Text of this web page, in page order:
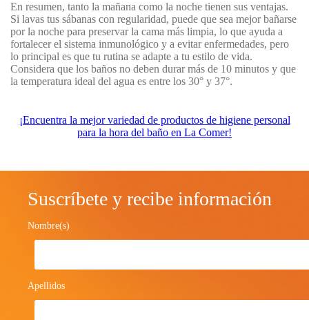
En resumen, tanto la mañana como la noche tienen sus ventajas.
Si lavas tus sábanas con regularidad, puede que sea mejor bañarse
por la noche para preservar la cama más limpia, lo que ayuda a
fortalecer el sistema inmunológico y a evitar enfermedades, pero
lo principal es que tu rutina se adapte a tu estilo de vida.
Considera que los baños no deben durar más de 10 minutos y que
la temperatura ideal del agua es entre los 30° y 37°.
¡Encuentra la mejor variedad de productos de higiene personal
para la hora del baño en La Comer!
Suscríbete y recibe información
Nombre(s)
Apellidos